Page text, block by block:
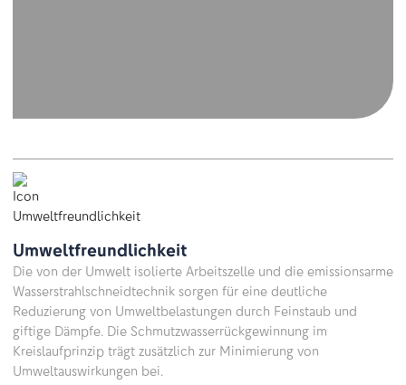
Umweltfreundlichkeit
Die von der Umwelt isolierte Arbeitszelle und die emissionsarme
Wasserstrahlschneidtechnik sorgen für eine deutliche
Reduzierung von Umweltbelastungen durch Feinstaub und
giftige Dämpfe. Die Schmutzwasserrückgewinnung im
Kreislaufprinzip trägt zusätzlich zur Minimierung von
Umweltauswirkungen bei.